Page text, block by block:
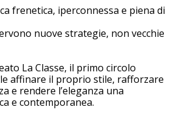
frenetica, iperconnessa e piena di
nuove strategie, non vecchie
La Classe, il primo circolo
affinare il proprio stile, rafforzare
e rendere l’eleganza una
e contemporanea.